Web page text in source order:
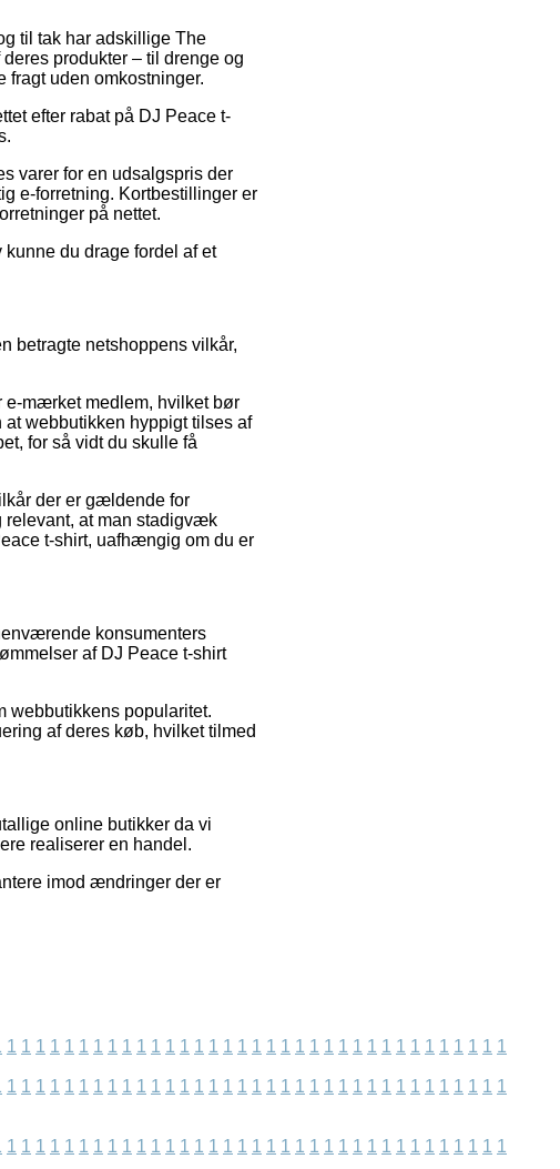
til tak har adskillige The
produkter – til drenge og
fragt uden omkostninger.
efter rabat på DJ Peace t-
varer for en udsalgspris der
e-forretning. Kortbestillinger er
på nettet.
du drage fordel af et
betragte netshoppens vilkår,
e-mærket medlem, hvilket bør
webbutikken hyppigt tilses af
for så vidt du skulle få
der er gældende for
relevant, at man stadigvæk
t-shirt, uafhængig om du er
konsumenters
af DJ Peace t-shirt
webbutikkens popularitet.
af deres køb, hvilket tilmed
online butikker da vi
realiserer en handel.
imod ændringer der er
1 1 1 1 1 1 1 1 1 1 1 1 1 1 1 1 1 1 1 1 1 1 1 1 1 1 1 1 1 1 1 1 1 1 1
1 1 1 1 1 1 1 1 1 1 1 1 1 1 1 1 1 1 1 1 1 1 1 1 1 1 1 1 1 1 1 1 1 1 1
1 1 1 1 1 1 1 1 1 1 1 1 1 1 1 1 1 1 1 1 1 1 1 1 1 1 1 1 1 1 1 1 1 1 1